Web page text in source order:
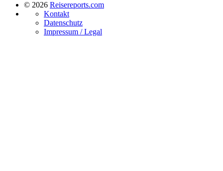
© 2026 Reisereports.com
Kontakt
Datenschutz
Impressum / Legal